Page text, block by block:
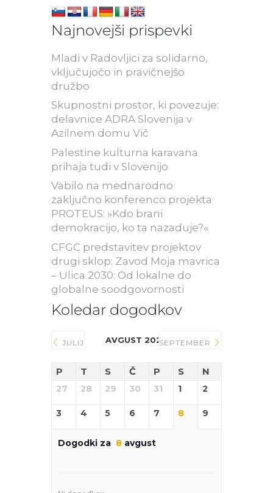
Najnovejši prispevki
Mladi v Radovljici za solidarno,
vključujočo in pravičnejšo
družbo
Skupnostni prostor, ki povezuje:
delavnice ADRA Slovenija v
Azilnem domu Vič
Palestine kulturna karavana
prihaja tudi v Slovenijo
Vabilo na mednarodno
zaključno konferenco projekta
PROTEUS: »Kdo brani
demokracijo, ko ta nazaduje?«
CFGC predstavitev projektov
drugi sklop: Zavod Moja mavrica
– Ulica 2030: Od lokalne do
globalne soodgovornosti
Koledar dogodkov
JULIJ AVGUST 2026SEPTEMBER
P T S Č P S N
27 28 29 30 31 1 2
3 4 5 6 7 8 9
Dogodki za 8 avgust